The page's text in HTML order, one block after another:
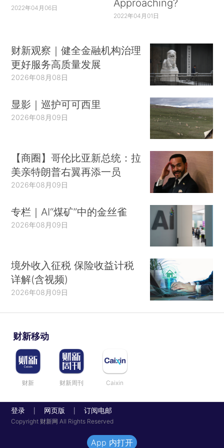
2022年04月06日 Approaching?
2022年04月01日
财新观察｜健全金融机构治理
更好服务高质量发展
2026年08月08日
显影｜巡护可可西里
2026年08月09日
【商圈】哥伦比亚新总统：拉
美亲特朗普右翼再添一员
2026年08月09日
专栏｜AI“煤矿”中的金丝雀
2026年08月09日
境外收入征税 保险收益计税
详解(含视频)
2026年08月09日
财新移动
财新 财新周刊 Caixin
登录 网页版 订阅电邮
Copyright 财新网 All Rights Reserved
App 内打开